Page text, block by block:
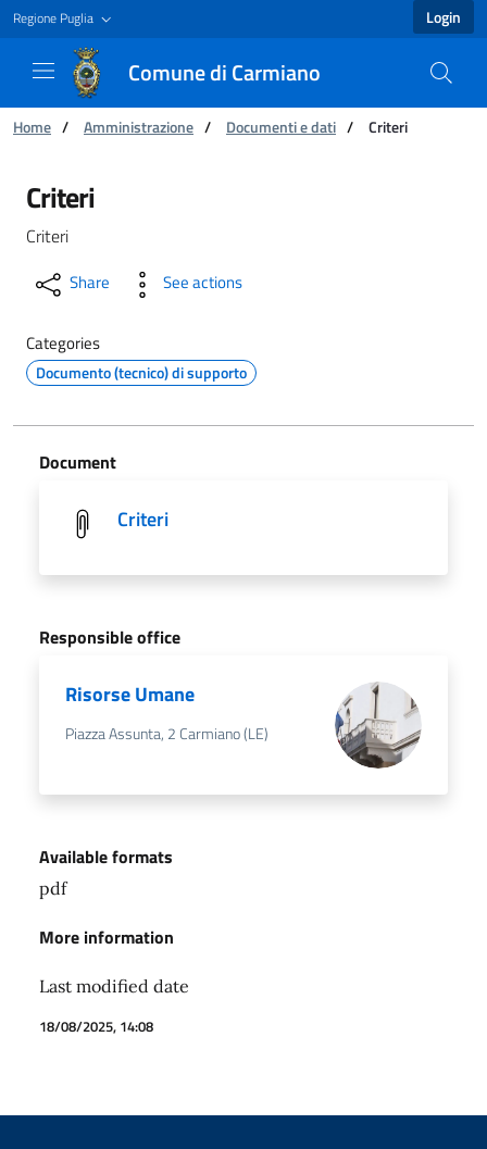
Regione Puglia Login
Comune di Carmiano
You are:
Home / Amministrazione / Documenti e dati / Criteri
Criteri - Comune di Carmiano
Criteri
Criteri
Share See actions
Categories
Documento (tecnico) di supporto
Document
Criteri
Responsible office
Risorse Umane
Piazza Assunta, 2 Carmiano (LE)
Available formats
pdf
More information
Last modified date
18/08/2025, 14:08